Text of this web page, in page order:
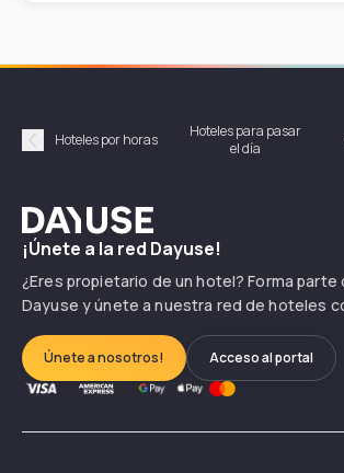
Précédent
Hoteles por horas
Hoteles para pasar
el día
Dayuse
¡Únete a la red Dayuse!
¿Eres propietario de un hotel? Forma parte
Dayuse y únete a nuestra red de hoteles
Únete a nosotros! Acceso al portal